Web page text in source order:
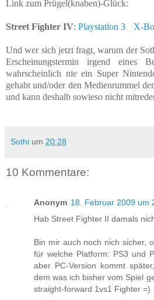
Link zum Prügel(knaben)-Glück:
Street Fighter IV: Playstation 3 X-
Und wer sich jetzt fragt, warum der
Erscheinungstermin irgend eines
wahrscheinlich nie ein Super
gehabt und/oder den Medienrummel
und kann deshalb sowieso nicht
Sothi um 20:28
10 Kommentare:
Anonym 18. Februar 2009 um
Hab Street Fighter II damals
Bin mir auch noch nich sicher,
für welche Platform: PS3 und
aber PC-Version kommt
dem was ich bisher vom Spiel
straight-forward 1vs1 Fighter =)